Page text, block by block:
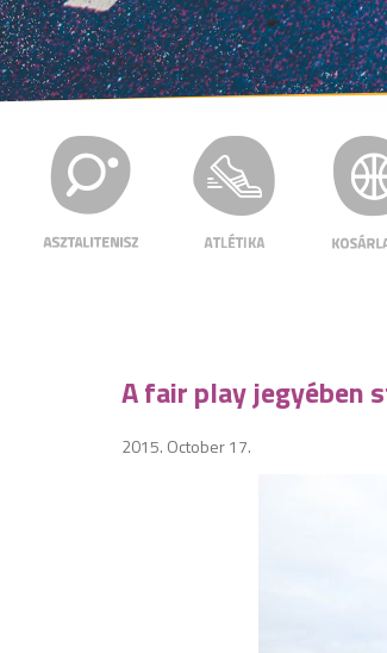
A fair play jegyében
2015. October 17.